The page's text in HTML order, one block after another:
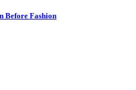
Before Fashion